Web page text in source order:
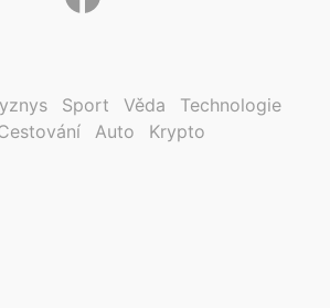
Sport Věda
Technologie
Auto Krypto